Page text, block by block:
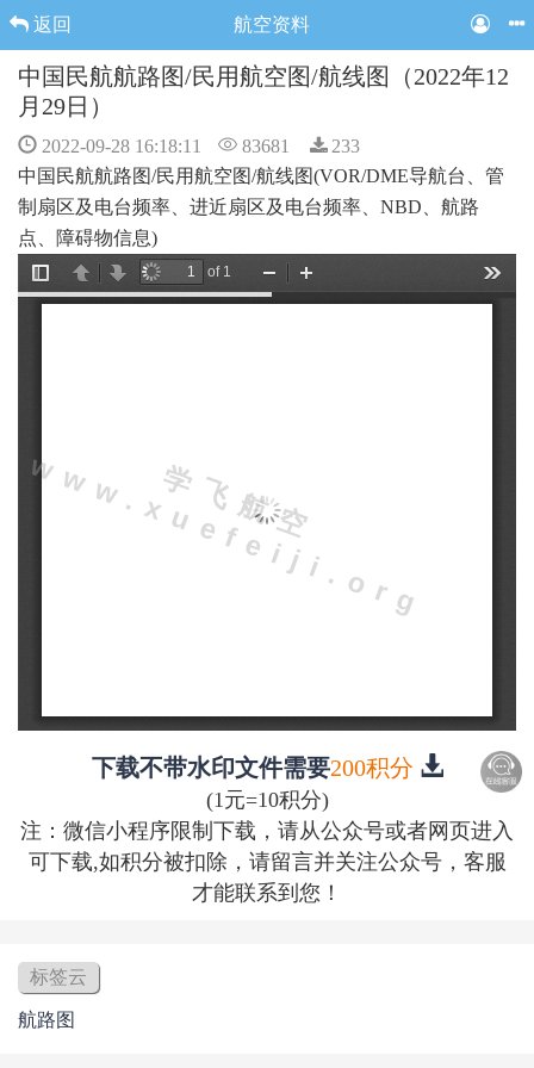
返回 航空资料
中国民航航路图/民用航空图/航线图（2022年12
月29日）
2022-09-28 16:18:11 83681
233
中国民航航路图/民用航空图/航线图(VOR/DME导航台、管
制扇区及电台频率、进近扇区及电台频率、NBD、航路
点、障碍物信息)
下载不带水印文件需要200积分
(1元=10积分)
注：微信小程序限制下载，请从公众号或者网页进入
可下载,如积分被扣除，请留言并关注公众号，客服
才能联系到您！
标签云
航路图